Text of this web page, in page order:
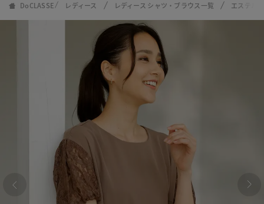
DoCLASSE レディース レディース シャツ・ブラウス一覧 エステル